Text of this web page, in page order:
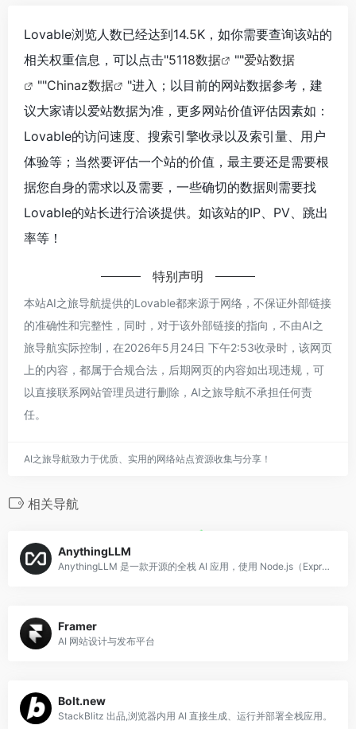
Lovable浏览人数已经达到14.5K，如你需要查询该站的
相关权重信息，可以点击"5118数据 ""爱站数据
""Chinaz数据
"进入；以目前的网站数据参考，建
议大家请以爱站数据为准，更多网站价值评估因素如：
Lovable的访问速度、搜索引擎收录以及索引量、用户
体验等；当然要评估一个站的价值，最主要还是需要根
据您自身的需求以及需要，一些确切的数据则需要找
Lovable的站长进行洽谈提供。如该站的IP、PV、跳出
率等！
特别声明
本站AI之旅导航提供的Lovable都来源于网络，不保证外部链接
的准确性和完整性，同时，对于该外部链接的指向，不由AI之
旅导航实际控制，在2026年5月24日 下午2:53收录时，该网页
上的内容，都属于合规合法，后期网页的内容如出现违规，可
以直接联系网站管理员进行删除，AI之旅导航不承担任何责
任。
AI之旅导航致力于优质、实用的网络站点资源收集与分享！
相关导航
AnythingLLM
AnythingLLM 是一款开源的全栈 AI 应用，使用 Node.js（Express）后端和 React 前端构建，允许用户将任意文档转化为私有知识库，并
Framer
AI 网站设计与发布平台
Bolt.new
StackBlitz 出品,浏览器内用 AI 直接生成、运行并部署全栈应用。